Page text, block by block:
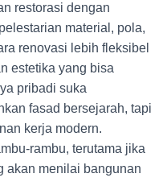
restorasi dengan
material, pola,
renovasi lebih fleksibel
estetika yang bisa
pribadi suka
fasad bersejarah, tapi
kerja modern.
rambu, terutama jika
akan menilai bangunan